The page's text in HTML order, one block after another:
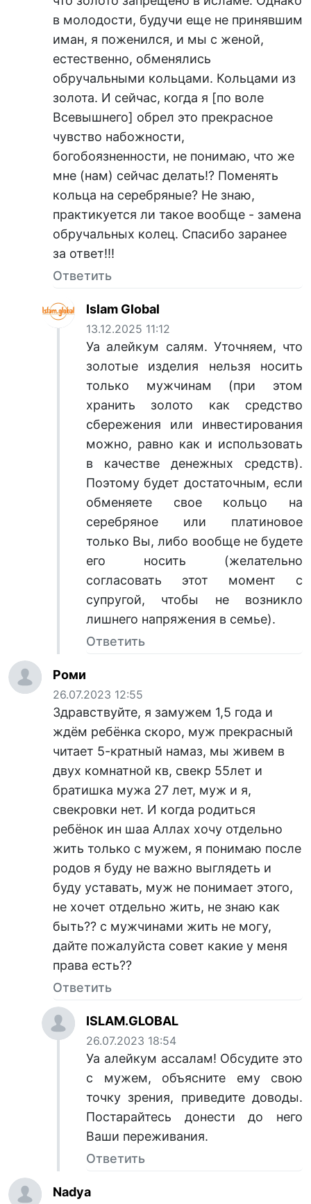
в молодости, будучи еще не принявшим
иман, я поженился, и мы с женой,
естественно, обменялись
обручальными кольцами. Кольцами из
золота. И сейчас, когда я [по воле
Всевышнего] обрел это прекрасное
чувство набожности,
богобоязненности, не понимаю, что же
мне (нам) сейчас делать!? Поменять
кольца на серебряные? Не знаю,
практикуется ли такое вообще - замена
обручальных колец. Спасибо заранее
за ответ!!!
Ответить
Islam Global
13.12.2025 11:12
Уа алейкум салям. Уточняем, что
золотые изделия нельзя носить
только мужчинам (при этом
хранить золото как средство
сбережения или инвестирования
можно, равно как и использовать
в качестве денежных средств).
Поэтому будет достаточным, если
обменяете свое кольцо на
серебряное или платиновое
только Вы, либо вообще не будете
его носить (желательно
согласовать этот момент с
супругой, чтобы не возникло
лишнего напряжения в семье).
Ответить
Роми
26.07.2023 12:55
Здравствуйте, я замужем 1,5 года и
ждём ребёнка скоро, муж прекрасный
читает 5-кратный намаз, мы живем в
двух комнатной кв, свекр 55лет и
братишка мужа 27 лет, муж и я,
свекровки нет. И когда родиться
ребёнок ин шаа Аллах хочу отдельно
жить только с мужем, я понимаю после
родов я буду не важно выглядеть и
буду уставать, муж не понимает этого,
не хочет отдельно жить, не знаю как
быть?? с мужчинами жить не могу,
дайте пожалуйста совет какие у меня
права есть??
Ответить
ISLAM.GLOBAL
26.07.2023 18:54
Уа алейкум ассалам! Обсудите это
с мужем, объясните ему свою
точку зрения, приведите доводы.
Постарайтесь донести до него
Ваши переживания.
Ответить
Nadya